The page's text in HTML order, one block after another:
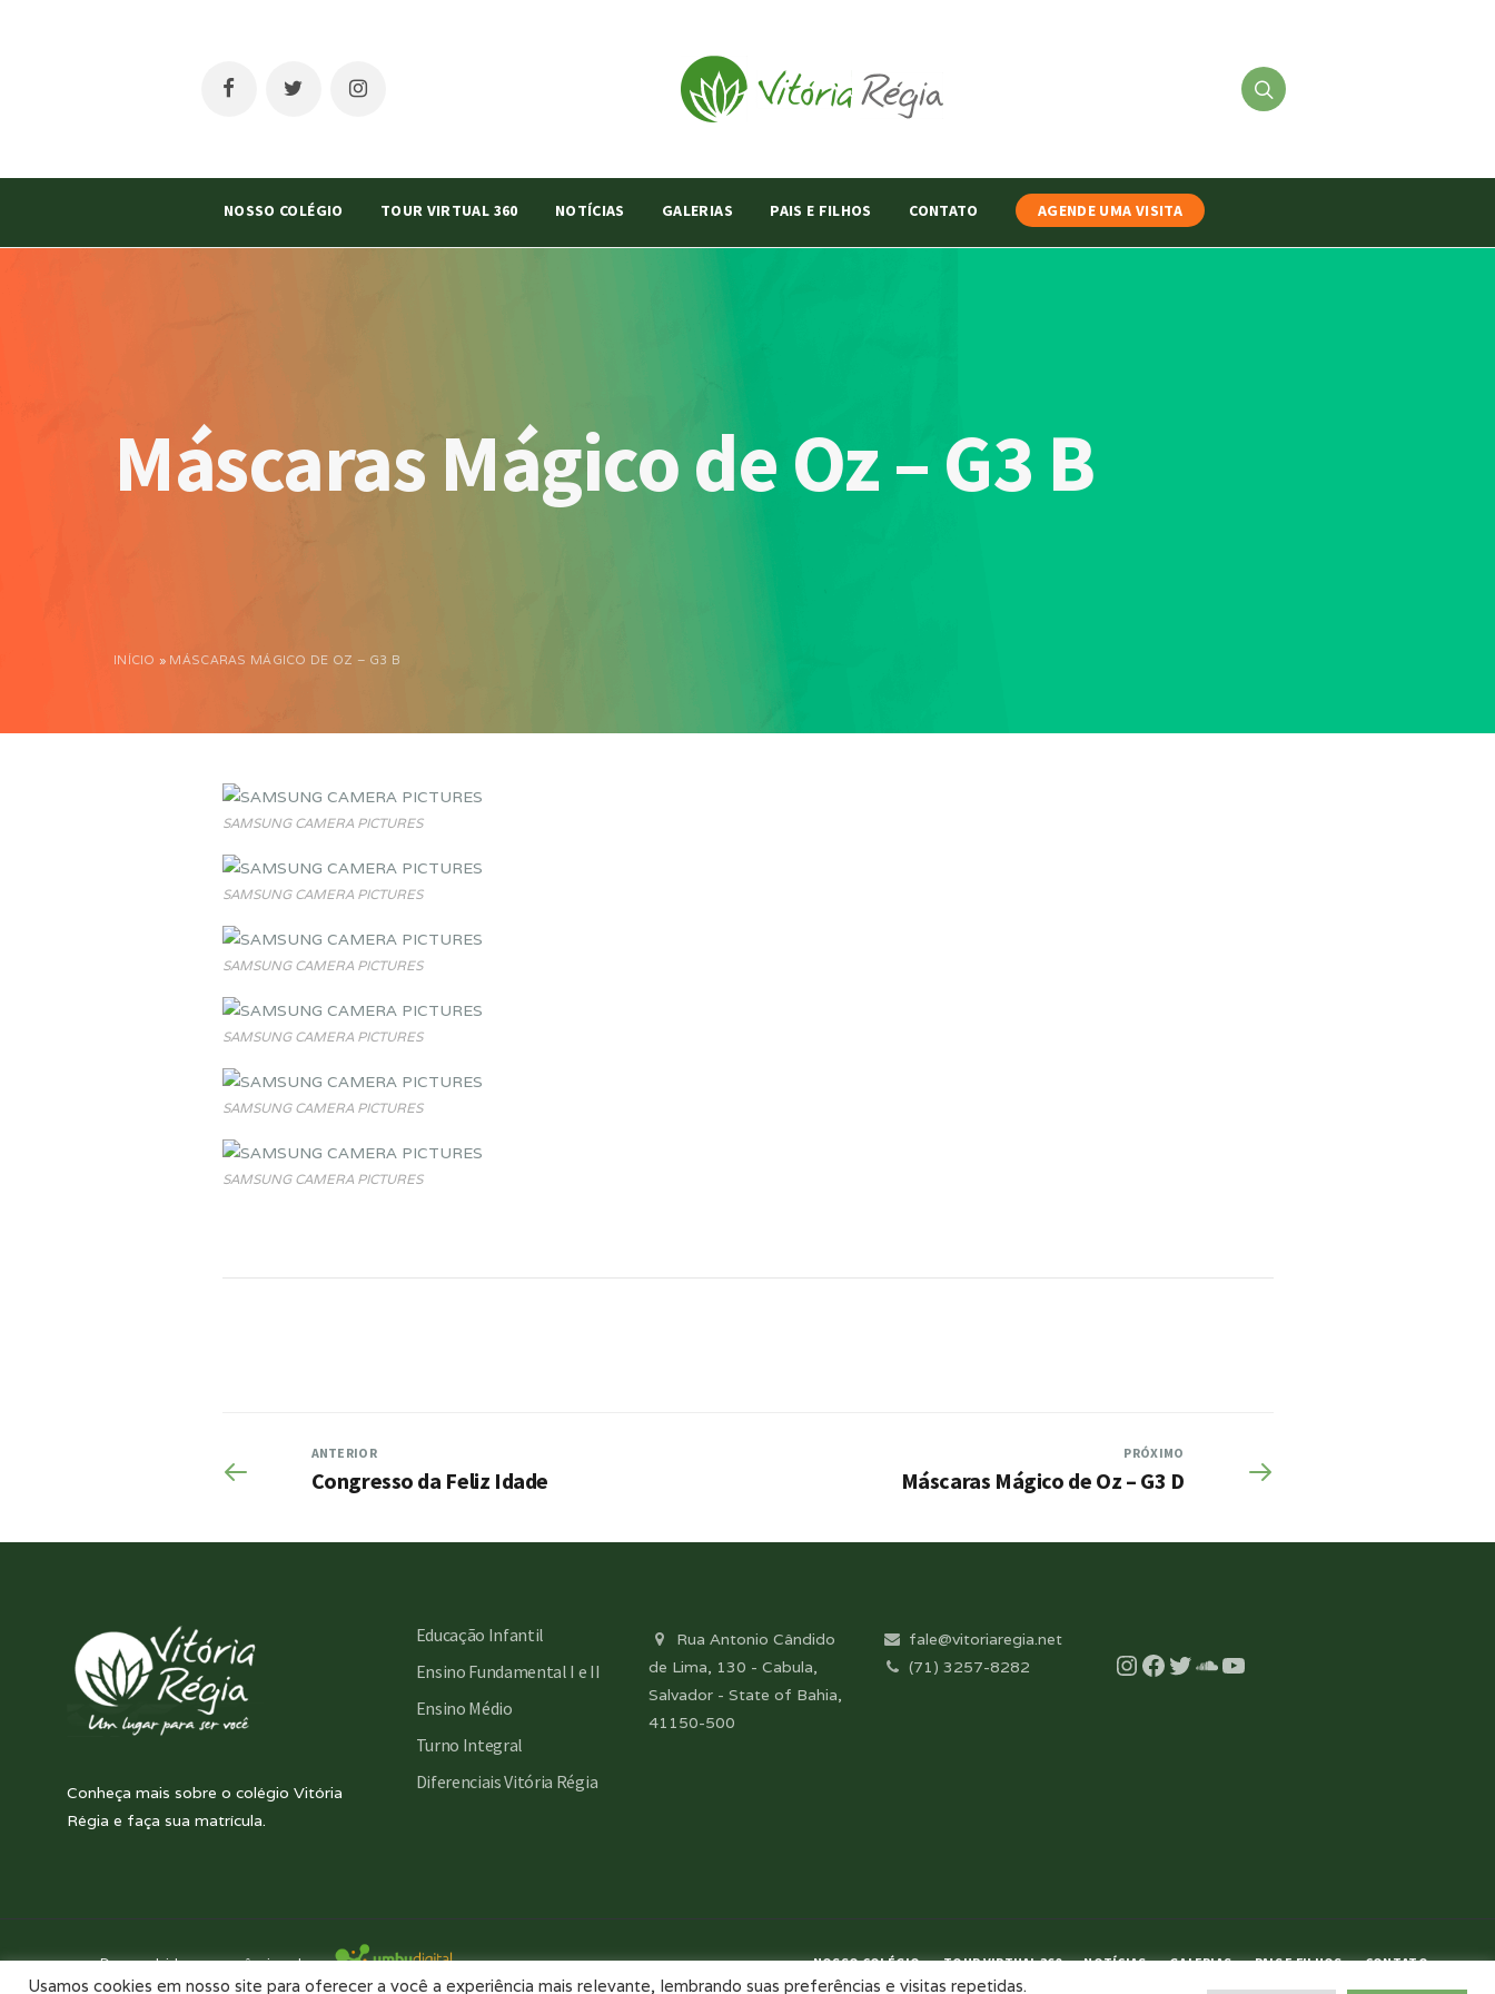
NOSSO COLÉGIO TOUR VIRTUAL 360 NOTÍCIAS GALERIAS PAIS E FILHOS CONTATO AGENDE UMA VISITA
Máscaras Mágico de Oz – G3 B
INÍCIO » MÁSCARAS MÁGICO DE OZ – G3 B
SAMSUNG CAMERA PICTURES
SAMSUNG CAMERA PICTURES
SAMSUNG CAMERA PICTURES
SAMSUNG CAMERA PICTURES
SAMSUNG CAMERA PICTURES
SAMSUNG CAMERA PICTURES
ANTERIOR
Congresso da Feliz Idade
PRÓXIMO
Máscaras Mágico de Oz – G3 D
Conheça mais sobre o colégio Vitória
Régia e faça sua matrícula.
Educação Infantil
Ensino Fundamental I e II
Ensino Médio
Turno Integral
Diferenciais Vitória Régia
Rua Antonio Cândido
de Lima, 130 - Cabula,
Salvador - State of Bahia,
41150-500
fale@vitoriaregia.net
(71) 3257-8282
Instagram
Facebook
Twitter
Soundcloud
YouTube
Desenvolvido com essência pela: NOSSO COLÉGIO TOUR VIRTUAL 360 NOTÍCIAS GALERIAS PAIS E FILHOS
CONTATO
AGENDE UMA VISITA
Usamos cookies em nosso site para oferecer a você a experiência mais relevante, lembrando suas preferências e visitas repetidas.